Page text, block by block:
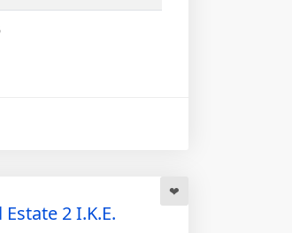
2 Ι.Κ.Ε.